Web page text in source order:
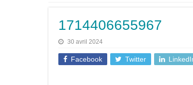
1714406655967
30 avril 2024
Facebook Twitter